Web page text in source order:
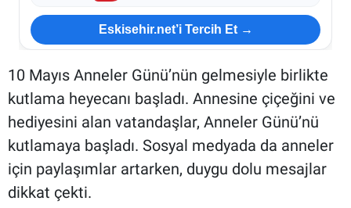
Eskisehir.net’i Tercih Et →
10 Mayıs Anneler Günü’nün gelmesiyle birlikte
kutlama heyecanı başladı. Annesine çiçeğini ve
hediyesini alan vatandaşlar, Anneler Günü’nü
kutlamaya başladı. Sosyal medyada da anneler
için paylaşımlar artarken, duygu dolu mesajlar
dikkat çekti.